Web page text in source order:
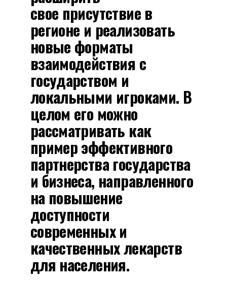
свое присутствие в
регионе и реализовать
новые форматы
взаимодействия с
государством и
локальными игроками. В
целом его можно
рассматривать как
пример эффективного
партнерства государства
и бизнеса, направленного
на повышение
доступности
современных и
качественных лекарств
для населения.